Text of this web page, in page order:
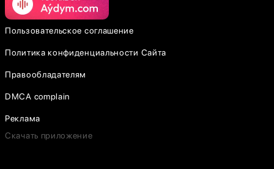
Пользовательское соглашение
Политика конфиденциальности Сайта
Правообладателям
DMCA complain
Реклама
Скачать приложение